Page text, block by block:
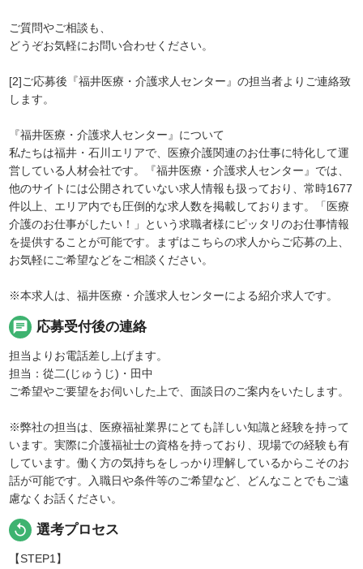
ご質問やご相談も、
どうぞお気軽にお問い合わせください。
[2]ご応募後『福井医療・介護求人センター』の担当者よりご連絡致
します。
『福井医療・介護求人センター』について
私たちは福井・石川エリアで、医療介護関連のお仕事に特化して運
営している人材会社です。『福井医療・介護求人センター』では、
他のサイトには公開されていない求人情報も扱っており、常時1677
件以上、エリア内でも圧倒的な求人数を掲載しております。「医療
介護のお仕事がしたい！」という求職者様にピッタリのお仕事情報
を提供することが可能です。まずはこちらの求人からご応募の上、
お気軽にご希望などをご相談ください。
※本求人は、福井医療・介護求人センターによる紹介求人です。
chat 応募受付後の連絡
担当よりお電話差し上げます。
担当：從二(じゅうじ)・田中
ご希望やご要望をお伺いした上で、面談日のご案内をいたします。
※弊社の担当は、医療福祉業界にとても詳しい知識と経験を持って
います。実際に介護福祉士の資格を持っており、現場での経験も有
しています。働く方の気持ちをしっかり理解しているからこそのお
話が可能です。入職日や条件等のご希望など、どんなことでもご遠
慮なくお話ください。
replay 選考プロセス
【STEP1】